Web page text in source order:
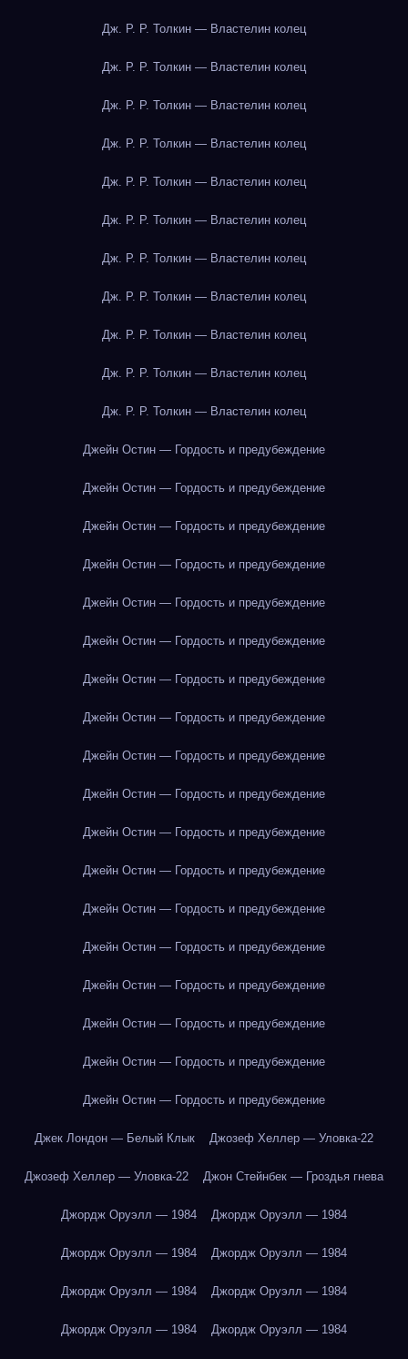
Дж. Р. Р. Толкин — Властелин колец
Дж. Р. Р. Толкин — Властелин колец
Дж. Р. Р. Толкин — Властелин колец
Дж. Р. Р. Толкин — Властелин колец
Дж. Р. Р. Толкин — Властелин колец
Дж. Р. Р. Толкин — Властелин колец
Дж. Р. Р. Толкин — Властелин колец
Дж. Р. Р. Толкин — Властелин колец
Дж. Р. Р. Толкин — Властелин колец
Дж. Р. Р. Толкин — Властелин колец
Дж. Р. Р. Толкин — Властелин колец
Джейн Остин — Гордость и предубеждение
Джейн Остин — Гордость и предубеждение
Джейн Остин — Гордость и предубеждение
Джейн Остин — Гордость и предубеждение
Джейн Остин — Гордость и предубеждение
Джейн Остин — Гордость и предубеждение
Джейн Остин — Гордость и предубеждение
Джейн Остин — Гордость и предубеждение
Джейн Остин — Гордость и предубеждение
Джейн Остин — Гордость и предубеждение
Джейн Остин — Гордость и предубеждение
Джейн Остин — Гордость и предубеждение
Джейн Остин — Гордость и предубеждение
Джейн Остин — Гордость и предубеждение
Джейн Остин — Гордость и предубеждение
Джейн Остин — Гордость и предубеждение
Джейн Остин — Гордость и предубеждение
Джейн Остин — Гордость и предубеждение
Джек Лондон — Белый Клык Джозеф Хеллер — Уловка-22
Джозеф Хеллер — Уловка-22 Джон Стейнбек — Гроздья гнева
Джордж Оруэлл — 1984 Джордж Оруэлл — 1984
Джордж Оруэлл — 1984 Джордж Оруэлл — 1984
Джордж Оруэлл — 1984 Джордж Оруэлл — 1984
Джордж Оруэлл — 1984 Джордж Оруэлл — 1984